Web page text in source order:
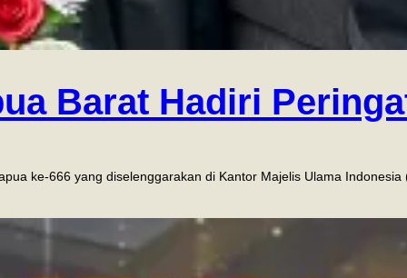
Barat Hadiri
ke-666 yang diselenggarakan di Kantor Majelis Ulama